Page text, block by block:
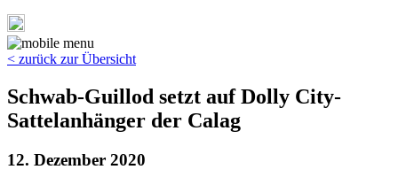
< zurück zur Übersicht
Schwab-Guillod setzt auf Dolly City-
Sattelanhänger der Calag
12. Dezember 2020